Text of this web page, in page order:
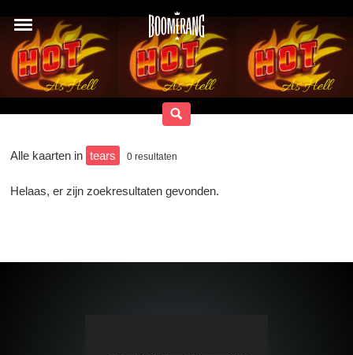
Alle kaarten in tears 0 resultaten
Helaas, er zijn zoekresultaten gevonden.